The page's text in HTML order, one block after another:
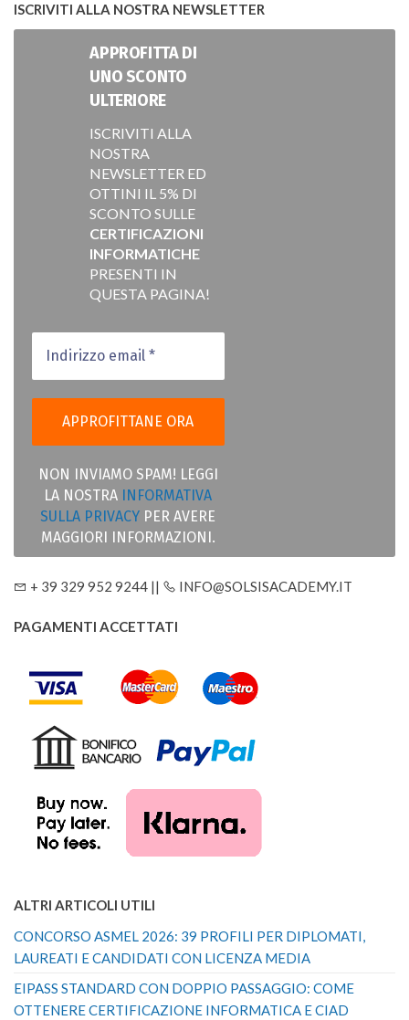
ISCRIVITI ALLA NOSTRA NEWSLETTER
APPROFITTA DI
UNO SCONTO
ULTERIORE
ISCRIVITI ALLA
NOSTRA
NEWSLETTER ED
OTTINI IL 5% DI
SCONTO SULLE
CERTIFICAZIONI
INFORMATICHE
PRESENTI IN
QUESTA PAGINA!
NON INVIAMO SPAM! LEGGI
LA NOSTRA
INFORMATIVA
SULLA PRIVACY PER AVERE
MAGGIORI INFORMAZIONI.
+ 39 329 952 9244 || INFO@SOLSISACADEMY.IT
PAGAMENTI ACCETTATI
ALTRI ARTICOLI UTILI
CONCORSO ASMEL 2026: 39 PROFILI PER DIPLOMATI,
LAUREATI E CANDIDATI CON LICENZA MEDIA
EIPASS STANDARD CON DOPPIO PASSAGGIO: COME
OTTENERE CERTIFICAZIONE INFORMATICA E CIAD